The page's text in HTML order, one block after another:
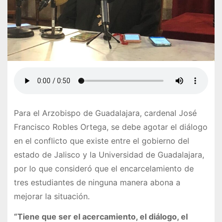
Para el Arzobispo de Guadalajara, cardenal José
Francisco Robles Ortega, se debe agotar el diálogo
en el conflicto que existe entre el gobierno del
estado de Jalisco y la Universidad de Guadalajara,
por lo que consideró que el encarcelamiento de
tres estudiantes de ninguna manera abona a
mejorar la situación.
“Tiene que ser el acercamiento, el diálogo, el